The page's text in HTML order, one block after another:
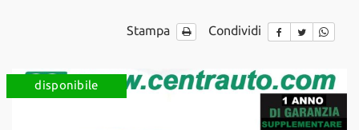
Stampa Condividi
disponibile
sul